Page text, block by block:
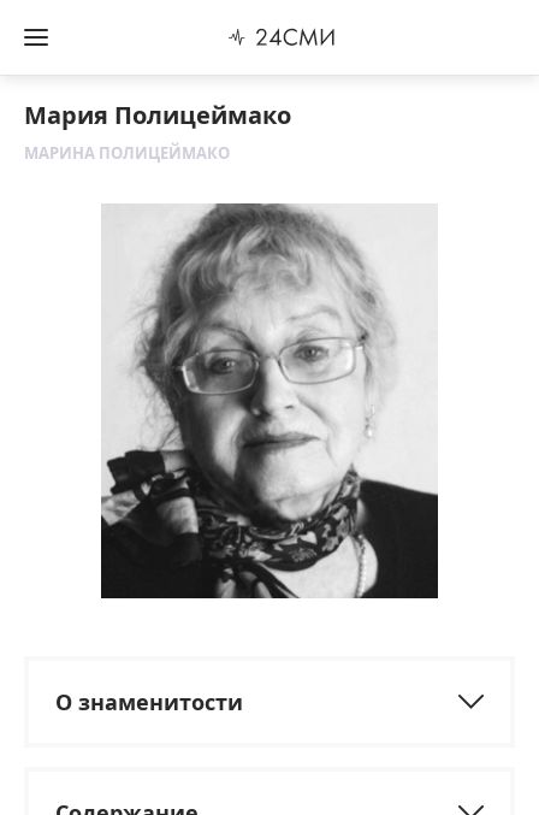
Мария Полицеймако
МАРИНА ПОЛИЦЕЙМАКО
О знаменитости